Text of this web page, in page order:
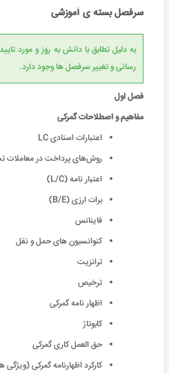
سرفصل بسته ی آموزشی
رسانی و تغییر سرفصل ها وجود دارد.
فصل اول
مفاهیم و اصطلاحات گمرکی
اعتبارات اسنادی LC
روش‌های پرداخت در معاملات
اعتبار نامه (L/C)
برات ارزی (B/E)
فاینانس
کنوانسیون های حمل و نقل
ترانزیت
ترخیص
اظهار نامه گمرکی
کابوتاژ
حق العمل کاری گمرکی
کارکرد اظهارنامه گمرکی